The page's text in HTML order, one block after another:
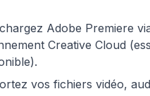
Adobe Premiere
Creative Cloud
vos fichiers vidéo,